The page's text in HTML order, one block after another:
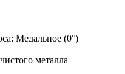
Медальное (0°)
металла